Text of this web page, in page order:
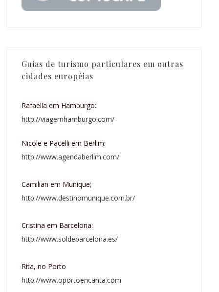
Guias de turismo particulares em outras
cidades européias
Rafaella em Hamburgo:
http://viagemhamburgo.com/
Nicole e Pacelli em Berlim:
http://www.agendaberlim.com/
Camilian em Munique;
http://www.destinomunique.com.br/
Cristina em Barcelona:
http://www.soldebarcelona.es/
Rita, no Porto
http://www.oportoencanta.com